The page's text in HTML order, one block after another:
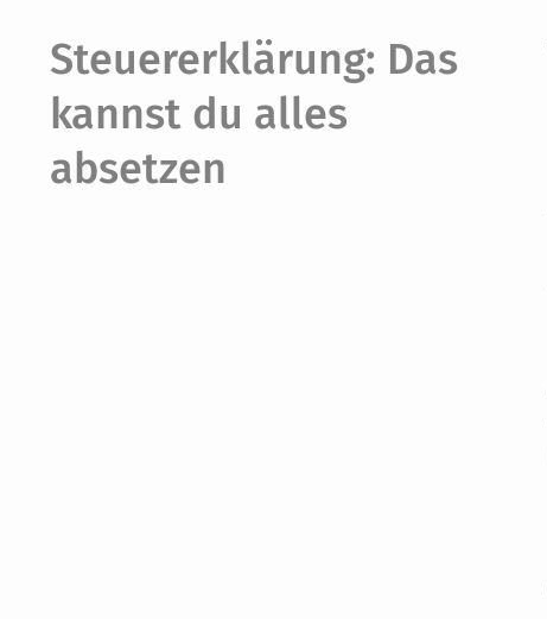
Steuererklärung: Das
kannst du alles
absetzen